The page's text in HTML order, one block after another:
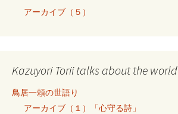
アーカイブ（５）
Kazuyori Torii talks about the world
鳥居一頼の世語り
アーカイブ（１）「心守る詩」